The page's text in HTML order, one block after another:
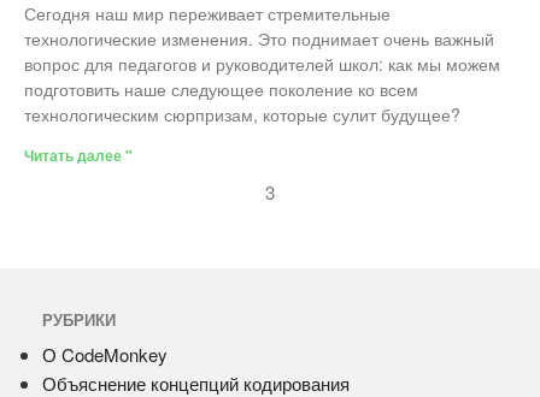
Сегодня наш мир переживает стремительные
технологические изменения. Это поднимает очень важный
вопрос для педагогов и руководителей школ: как мы можем
подготовить наше следующее поколение ко всем
технологическим сюрпризам, которые сулит будущее?
Читать далее "
3
РУБРИКИ
О CodeMonkey
Объяснение концепций кодирования